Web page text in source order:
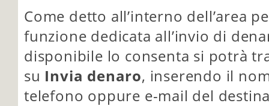
Come detto all’interno dell’area
funzione dedicata all’invio di
disponibile lo consenta si potrà
su Invia denaro, inserendo il
telefono oppure e-mail del